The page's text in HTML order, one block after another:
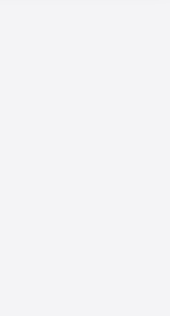
の郷戸田
の郷成増
東京